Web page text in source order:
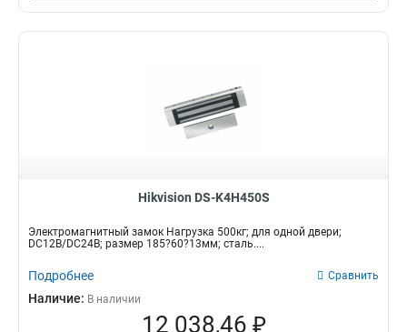
Hikvision DS-K4H450S
Электромагнитный замок Нагрузка 500кг; для одной двери;
DC12В/DC24В; размер 185?60?13мм; сталь....
Подробнее Сравнить
Наличие: В наличии
12 038,46 ₽